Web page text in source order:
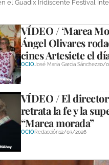
el Guadix Iridiscente Festival
VÍDEO / ‘Marea
Ángel Olivares
cines Artesiete el
OCIOJosé María García Sánchez20/
VÍDEO / El
retrata la fe y la
“Marea morada”
OCIORedacción12/03/2026